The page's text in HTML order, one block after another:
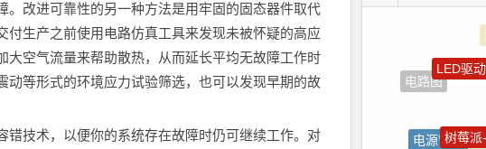
改进可靠性的另一种方法是用牢固的固态器件取代
生产之前使用电路仿真工具来发现未被怀疑的高应
空气流量来帮助散热，从而延长平均无故障工作时
等形式的环境应力试验筛选，也可以发现早期的故
技术，以便你的系统存在故障时仍可继续工作。对
电路图
LED驱